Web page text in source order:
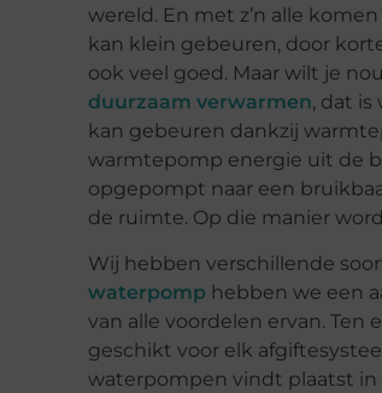
wereld. En met z’n alle
kan klein gebeuren, door
ook veel goed. Maar wilt je
duurzaam verwarmen, dat is
kan gebeuren dankzij
warmtepomp energie uit de
opgepompt naar een
de ruimte. Op die manier
Wij hebben verschillende
waterpomp hebben we een
van alle voordelen ervan. Ten
geschikt voor elk
waterpompen vindt plaatst in